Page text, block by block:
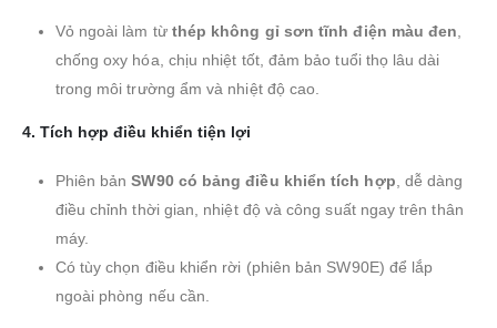
Vỏ ngoài làm từ thép không gỉ sơn tĩnh điện màu đen
chống oxy hóa, chịu nhiệt tốt, đảm bảo tuổi thọ lâu dài
trong môi trường ẩm và nhiệt độ cao.
4. Tích hợp điều khiển tiện lợi
Phiên bảnSW90 có bảng điều khiển tích hợp , dễ dàng
điều chỉnh thời gian, nhiệt độ và công suất ngay trên thân
máy.
Có tùy chọn điều khiển rời (phiên bản SW90E) để lắp
ngoài phòng nếu cần.